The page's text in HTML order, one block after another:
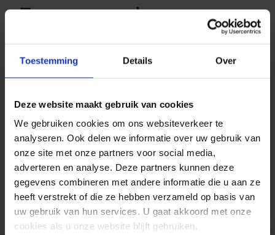
Toestemming Details Over
Deze website maakt gebruik van cookies
We gebruiken cookies om ons websiteverkeer te
analyseren. Ook delen we informatie over uw gebruik van
onze site met onze partners voor social media,
adverteren en analyse. Deze partners kunnen deze
gegevens combineren met andere informatie die u aan ze
heeft verstrekt of die ze hebben verzameld op basis van
uw gebruik van hun services. U gaat akkoord met onze
cookies als u onze website blijft gebruiken.
Fewer no-shows,
optimal staffing levels
and lower costs with
the SMS appointment
reminder service at
GP practices.
Trusted by companies like